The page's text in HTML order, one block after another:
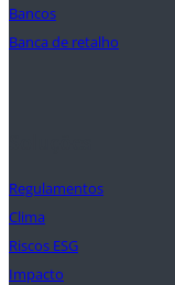
Bancos
Banca de retalho
Regulamentos
Clima
Riscos ESG
Impacto